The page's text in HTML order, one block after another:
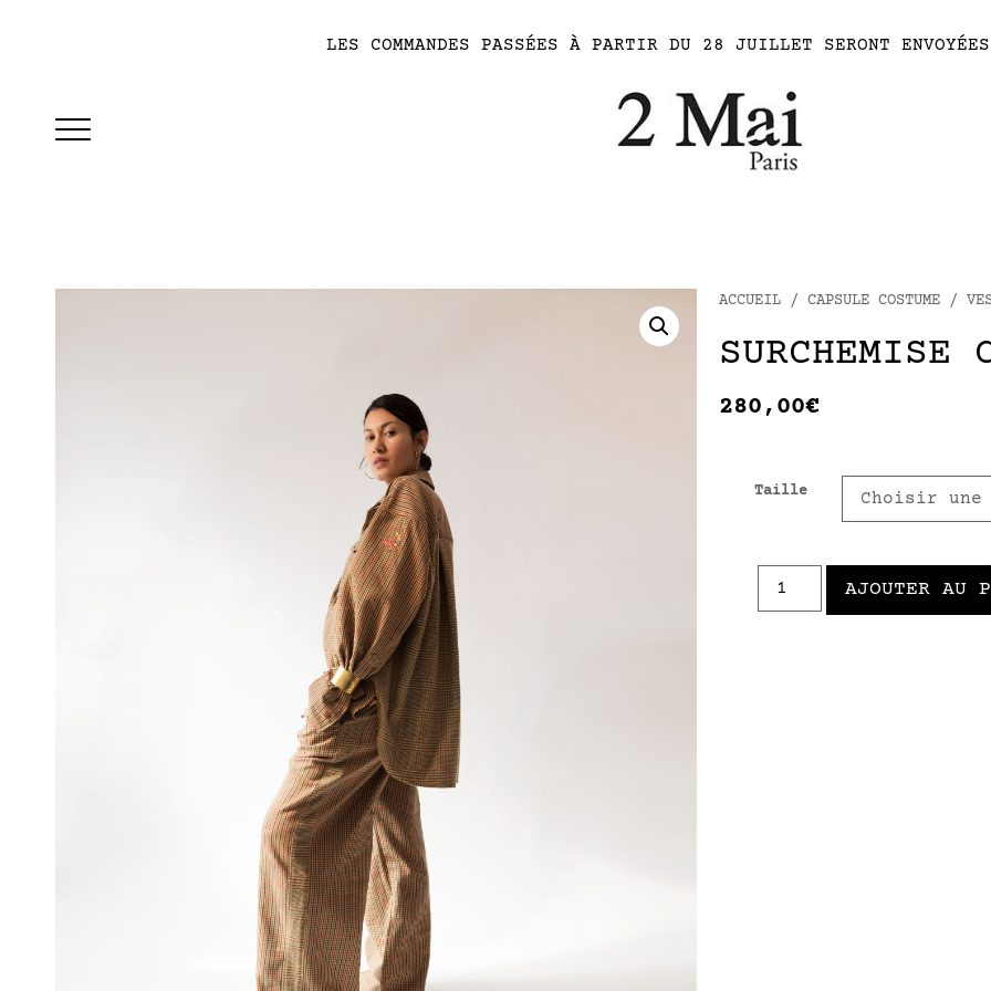
LES COMMANDES PASSÉES À PARTIR DU 28 JUILLET SERONT
ACCUEIL / CAPSULE COSTUME /
SURCHEMISE
280,00€
Taille
AJOUTER AU